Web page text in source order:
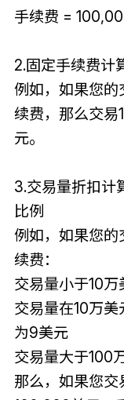
手续费 =
2.固定手续费计
例如，如果您的
续费，那么交易
元。
3.交易量折扣计
比例
例如，如果您
续费：
交易量小于10万
交易量在10万
为9美元
交易量大于100
那么，如果您交